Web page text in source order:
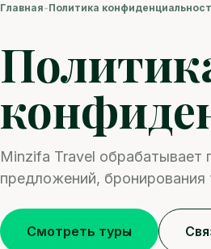
Главная-Политика
Minzifa Travel обрабатывает
предложений, бронирования
Смотреть туры